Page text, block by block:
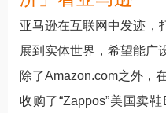
亚马逊在互联网中发迹，
展到实体世界，希望能广
除了Amazon.com之外，
收购了“Zappos”美国卖